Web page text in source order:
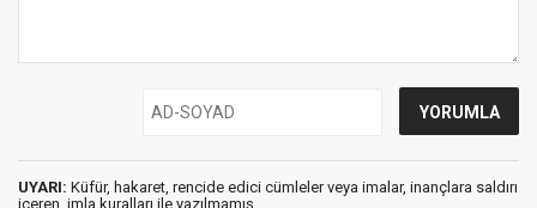
UYARI: Küfür, hakaret, rencide edici cümleler veya imalar, inançlara saldırı
içeren, imla kuralları ile yazılmamış,